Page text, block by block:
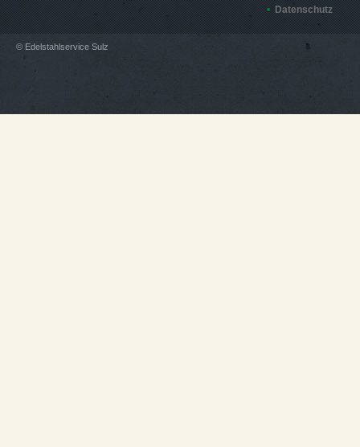
Datenschutz
© Edelstahlservice Sulz